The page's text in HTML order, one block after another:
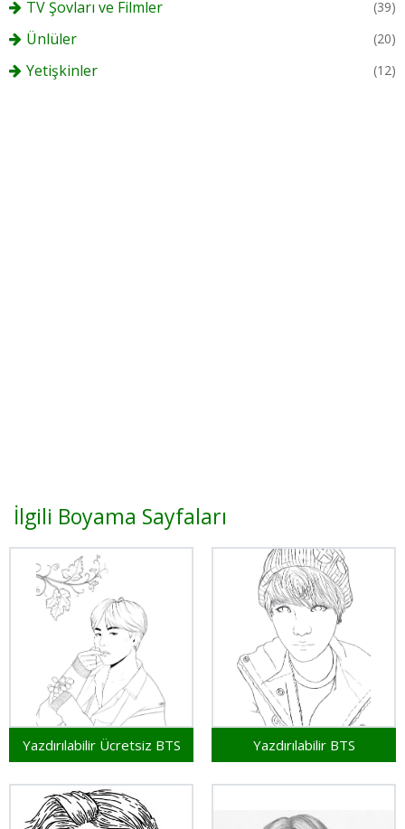
TV Şovları ve Filmler (39)
Ünlüler (20)
Yetişkinler (12)
İlgili Boyama Sayfaları
Yazdırılabilir Ücretsiz BTS Yazdırılabilir BTS